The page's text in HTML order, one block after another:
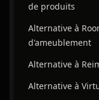
de produits
Alternative à
d'ameublement
Alternative à
Alternative à